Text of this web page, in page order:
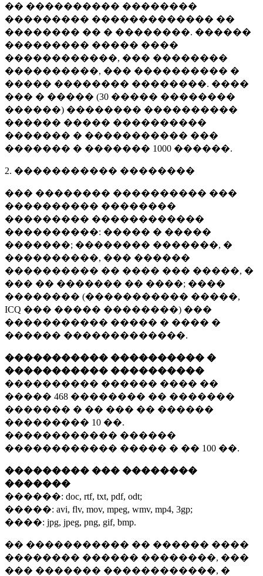
�� ���������� ��������
��������� ������������� ��
�������� �� � ��������. ������
��������� ����� ����
������������, ��� ��������
����������, ��� ���������� �
����� �������� ��������. ����
��� � ����� (30 ����� ��������
������) �������� ����������
������ ����� ����������
������� � ����������� ���
������� � ������� 1000 ������.
2. ����������� ��������
��� �������� ���������� ���
���������� ��������
��������� ������������
����������: ����� � �����
�������; �������� �������, �
����������, ��� ������
���������� �� ���� ��� �����, �
��� �� ������� �� ����; ����
�������� (����������� �����,
ICQ ��� ����� ��������) ���
����������� ����� � ���� �
������ �������������.
����������� ���������� �
����������� ����������
���������� ������ ���� ��
����� 468 �������� �� �������
������� � �� ��� �� ������
��������� 10 ��.
������������ ������
������������ ����� � �� 100 ��.
��������� ��� ��������
�������
������: doc, rtf, txt, pdf, odt;
�����: avi, flv, mov, mpeg, wmv, mp4, 3gp;
����: jpg, jpeg, png, gif, bmp.
�� ����������� �� ������ ����
�������� ������ ��������, ���
��� ������� ������������, �